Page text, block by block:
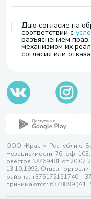
Даю согласие на
соответствии с
разъяснением
механизмом их
согласия или
ООО «Кравт». Республика
Независимости, 76, оф.
реестре №769481 от
13.10.1992. Отдел
района, +375172151740;
принимаются: 6378899 (А1,